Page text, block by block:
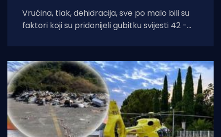
Vrućina, tlak, dehidracija, sve po malo bili su
faktori koji su pridonijeli gubitku svijesti 42 -